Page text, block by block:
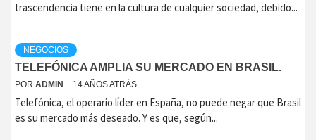
trascendencia tiene en la cultura de cualquier sociedad, debido...
NEGOCIOS
TELEFÓNICA AMPLIA SU MERCADO EN BRASIL.
POR ADMIN 14 AÑOS ATRÁS
Telefónica, el operario líder en España, no puede negar que Brasil
es su mercado más deseado. Y es que, según...